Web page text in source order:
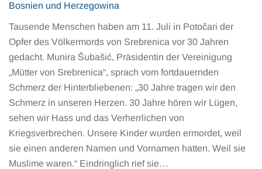
Bosnien und Herzegowina
Tausende Menschen haben am 11. Juli in Potočari der
Opfer des Völkermords von Srebrenica vor 30 Jahren
gedacht. Munira Šubašić, Präsidentin der Vereinigung
„Mütter von Srebrenica“, sprach vom fortdauernden
Schmerz der Hinterbliebenen: „30 Jahre tragen wir den
Schmerz in unseren Herzen. 30 Jahre hören wir Lügen,
sehen wir Hass und das Verherrlichen von
Kriegsverbrechen. Unsere Kinder wurden ermordet, weil
sie einen anderen Namen und Vornamen hatten. Weil sie
Muslime waren.“ Eindringlich rief sie…